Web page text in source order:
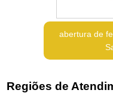
abertura de
Regiões de